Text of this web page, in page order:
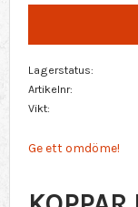
Lagerstatus
Artikelnr
Vikt
Ge ett omdöme!